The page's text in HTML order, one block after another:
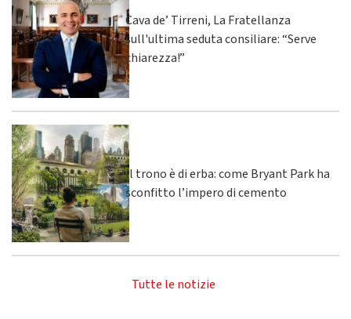
Cava de’ Tirreni, La Fratellanza
sull'ultima seduta consiliare: “Serve
chiarezza!”
Il trono è di erba: come Bryant Park ha
sconfitto l’impero di cemento
Tutte le notizie